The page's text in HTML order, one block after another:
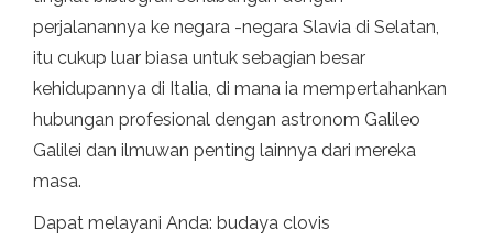
perjalanannya ke negara -negara Slavia di Selatan,
itu cukup luar biasa untuk sebagian besar
kehidupannya di Italia, di mana ia mempertahankan
hubungan profesional dengan astronom Galileo
Galilei dan ilmuwan penting lainnya dari mereka
masa.
Dapat melayani Anda: budaya clovis